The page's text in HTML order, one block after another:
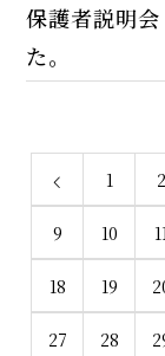
保護者説明
た。
1 2
9 10 11
18 19
27 28